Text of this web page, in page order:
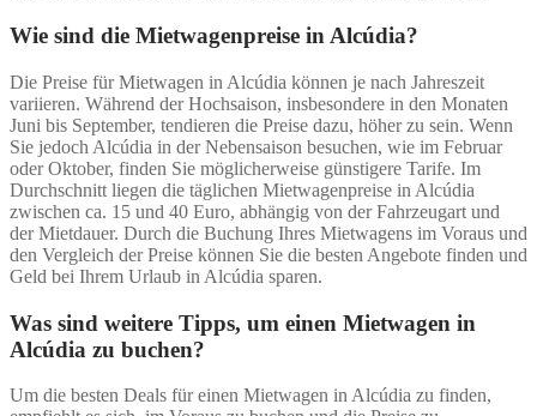
Wie sind die Mietwagenpreise in Alcúdia?
Die Preise für Mietwagen in Alcúdia können je nach Jahreszeit
variieren. Während der Hochsaison, insbesondere in den Monaten
Juni bis September, tendieren die Preise dazu, höher zu sein. Wenn
Sie jedoch Alcúdia in der Nebensaison besuchen, wie im Februar
oder Oktober, finden Sie möglicherweise günstigere Tarife. Im
Durchschnitt liegen die täglichen Mietwagenpreise in Alcúdia
zwischen ca. 15 und 40 Euro, abhängig von der Fahrzeugart und
der Mietdauer. Durch die Buchung Ihres Mietwagens im Voraus und
den Vergleich der Preise können Sie die besten Angebote finden und
Geld bei Ihrem Urlaub in Alcúdia sparen.
Was sind weitere Tipps, um einen Mietwagen in
Alcúdia zu buchen?
Um die besten Deals für einen Mietwagen in Alcúdia zu finden,